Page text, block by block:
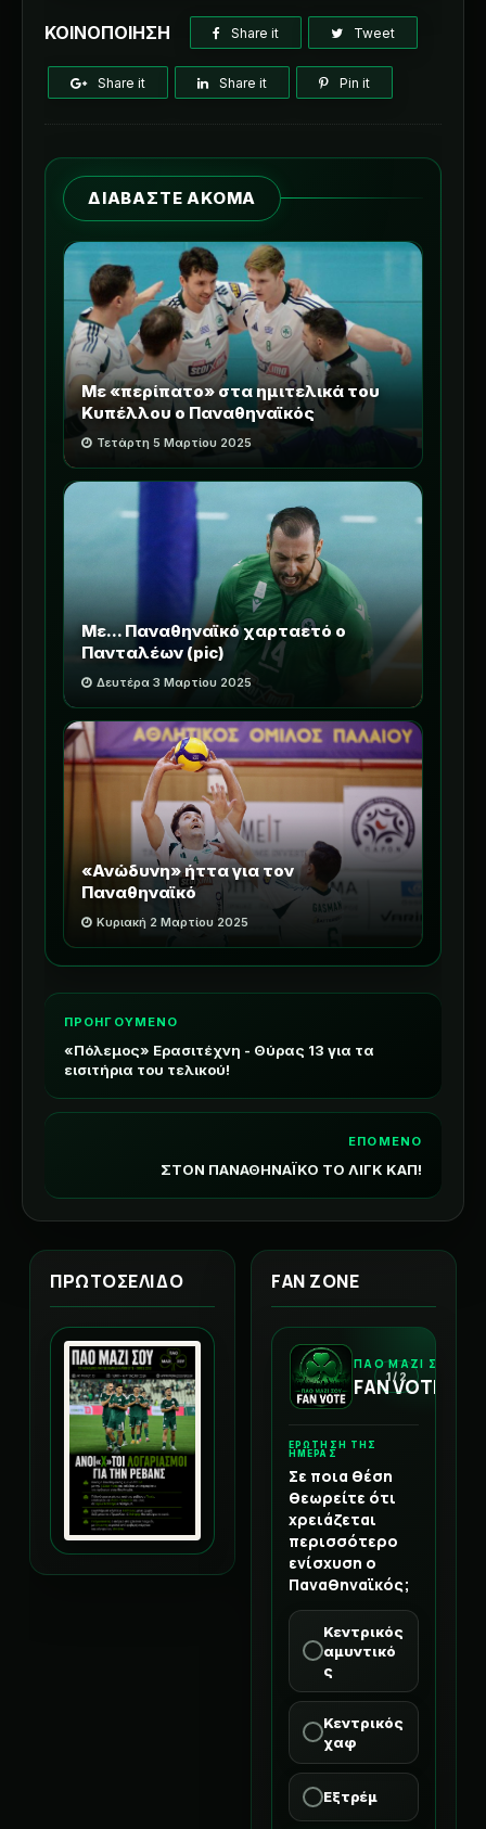
ΚΟΙΝΟΠΟΙΗΣΗ Share it Tweet
Share it Share it Pin it
ΔΙΑΒΑΣΤΕ ΑΚΟΜΑ
Με «περίπατο» στα ημιτελικά του
Κυπέλλου ο Παναθηναϊκός
Τετάρτη 5 Μαρτίου 2025
Με... Παναθηναϊκό χαρταετό ο
Πανταλέων (pic)
Δευτέρα 3 Μαρτίου 2025
«Ανώδυνη» ήττα για τον
Παναθηναϊκό
Κυριακή 2 Μαρτίου 2025
ΕΠΟΜΕΝΟ
ΣΤΟΝ ΠΑΝΑΘΗΝΑΪΚΟ ΤΟ ΛΙΓΚ ΚΑΠ!
ΠΡΟΗΓΟΥΜΕΝΟ
«Πόλεμος» Ερασιτέχνη - Θύρας 13 για τα
εισιτήρια του τελικού!
ΠΡΩΤΟΣΕΛΙΔΟ FAN ZONE
ΠΑΟ ΜΑΖΙ ΣΟΥ
FAN VOTE
1 / 2
ΕΡΩΤΗΣΗ ΤΗΣ
ΗΜΕΡΑΣ
Σε ποια θέση
θεωρείτε ότι
χρειάζεται
περισσότερο
ενίσχυση ο
Παναθηναϊκός;
Κεντρικός
αμυντικό
ς
Κεντρικός
χαφ
Εξτρέμ